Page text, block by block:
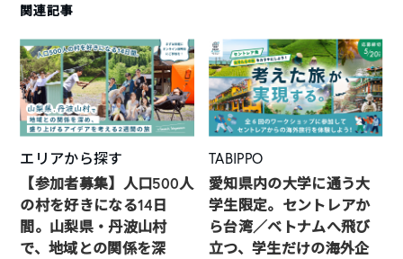
関連記事
エリアから探す
【参加者募集】人口500人
の村を好きになる14日
間。山梨県・丹波山村
で、地域との関係を深
TABIPPO
愛知県内の大学に通う大
学生限定。セントレアか
ら台湾／ベトナムへ飛び
立つ、学生だけの海外企